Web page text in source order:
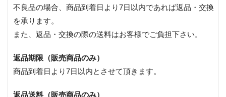
不良品の場合、商品到着日より7日以内であれば返品・交換
を承ります。
また、返品・交換の際の送料はお客様でご負担下さい。
返品期限（販売商品のみ）
商品到着日より7日以内とさせて頂きます。
返品送料（販売商品のみ）